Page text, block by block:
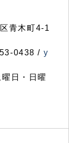
青木町4-1
0438 / y
日・日曜